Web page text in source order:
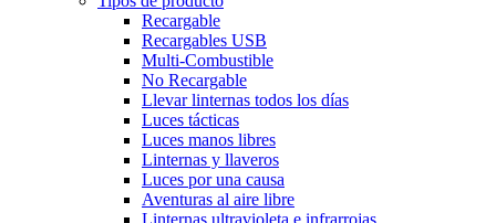
Recargable
Recargables USB
Multi-Combustible
No Recargable
Llevar linternas todos los días
Luces tácticas
Luces manos libres
Linternas y llaveros
Luces por una causa
Aventuras al aire libre
Linternas ultravioleta e infrarrojas